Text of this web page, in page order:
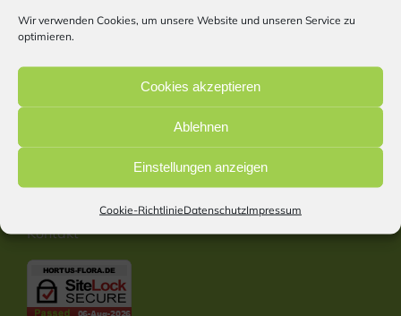
Wir verwenden Cookies, um unsere Website und unseren Service zu
optimieren.
Cookies akzeptieren
Ablehnen
Einstellungen anzeigen
Cookie-RichtlinieDatenschutzImpressum
Information
Start
Cookie Richtlinie
Barrierefreiheitserklärung
Kontakt